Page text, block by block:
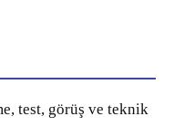
test, görüş ve teknik